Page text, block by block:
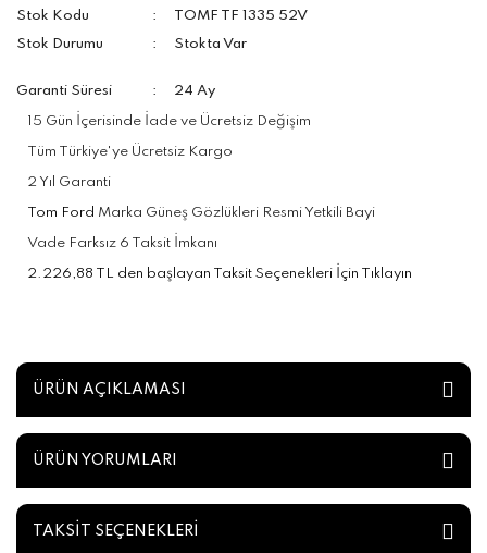
Stok Kodu
TOMF TF 1335 52V
Stok Durumu
Stokta Var
Garanti Süresi 24 Ay
15 Gün İçerisinde İade ve Ücretsiz Değişim
Tüm Türkiye'ye Ücretsiz Kargo
2 Yıl Garanti
Tom Ford Marka Güneş Gözlükleri Resmi Yetkili Bayi
Vade Farksız 6 Taksit İmkanı
2.226,88 TL den başlayan Taksit Seçenekleri İçin Tıklayın
ÜRÜN AÇIKLAMASI
ÜRÜN YORUMLARI
TAKSİT SEÇENEKLERİ